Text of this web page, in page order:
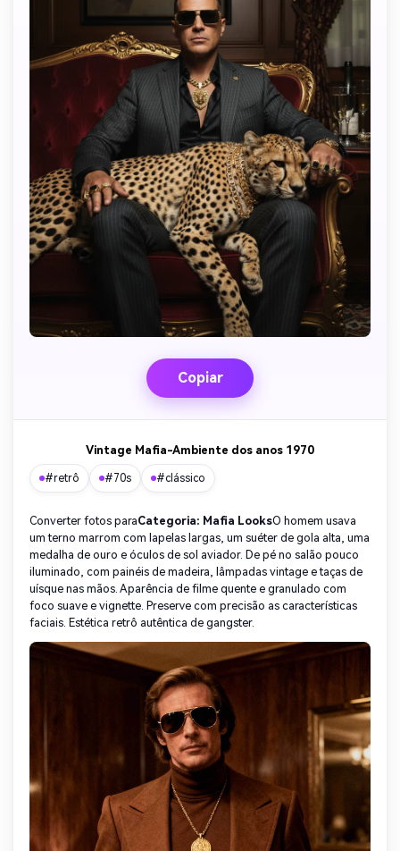
Copiar
Vintage Mafia-Ambiente dos anos 1970
#retrô #70s #clássico
Converter fotos paraCategoria: Mafia LooksO homem usava
um terno marrom com lapelas largas, um suéter de gola alta, uma
medalha de ouro e óculos de sol aviador. De pé no salão pouco
iluminado, com painéis de madeira, lâmpadas vintage e taças de
uísque nas mãos. Aparência de filme quente e granulado com
foco suave e vignette. Preserve com precisão as características
faciais. Estética retrô autêntica de gangster.